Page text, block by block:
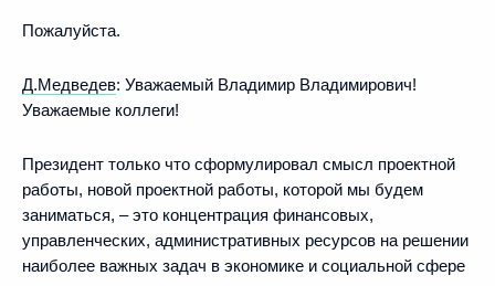
Пожалуйста.
Д.Медведев: Уважаемый Владимир Владимирович!
Уважаемые коллеги!
Президент только что сформулировал смысл проектной
работы, новой проектной работы, которой мы будем
заниматься, – это концентрация финансовых,
управленческих, административных ресурсов на решении
наиболее важных задач в экономике и социальной сфере